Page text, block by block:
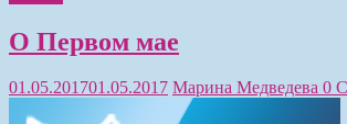
О Первом мае
01.05.201701.05.2017 Марина Медведева 0